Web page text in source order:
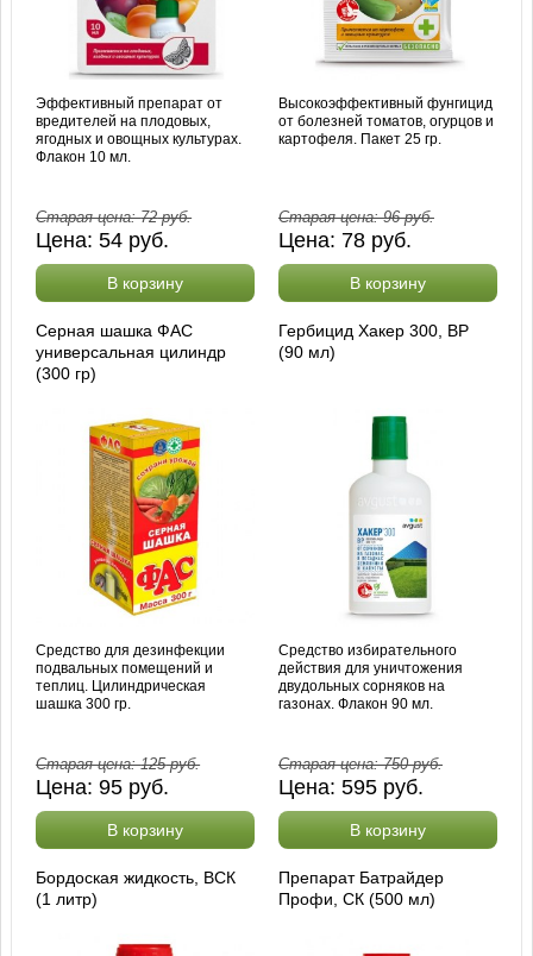
Эффективный препарат от
вредителей на плодовых,
ягодных и овощных культурах.
Флакон 10 мл.
Старая цена:72руб.
Цена:54 руб.
В корзину
Высокоэффективный фунгицид
от болезней томатов, огурцов и
картофеля. Пакет 25 гр.
Старая цена:96руб.
Цена: 78 руб.
В корзину
Серная шашка ФАС
универсальная цилиндр
(300 гр)
Средство для дезинфекции
подвальных помещений и
теплиц. Цилиндрическая
шашка 300 гр.
Старая цена:125руб.
Цена:95 руб.
В корзину
Гербицид Хакер 300, ВР
(90 мл)
Средство избирательного
действия для уничтожения
двудольных сорняков на
газонах. Флакон 90 мл.
Старая цена:750руб.
Цена: 595 руб.
В корзину
Бордоская жидкость, ВСК
(1 литр)
Препарат Батрайдер
Профи, СК (500 мл)